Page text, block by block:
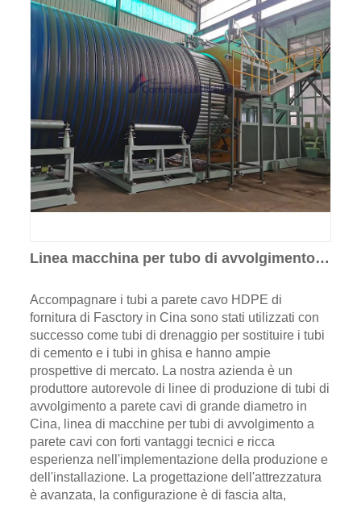
Linea macchina per tubo di avvolgimento a
Accompagnare i tubi a parete cavo HDPE di
fornitura di Fasctory in Cina sono stati utilizzati con
successo come tubi di drenaggio per sostituire i tubi
di cemento e i tubi in ghisa e hanno ampie
prospettive di mercato. La nostra azienda è un
produttore autorevole di linee di produzione di tubi di
avvolgimento a parete cavi di grande diametro in
Cina, linea di macchine per tubi di avvolgimento a
parete cavi con forti vantaggi tecnici e ricca
esperienza nell'implementazione della produzione e
dell'installazione. La progettazione dell'attrezzatura
è avanzata, la configurazione è di fascia alta,